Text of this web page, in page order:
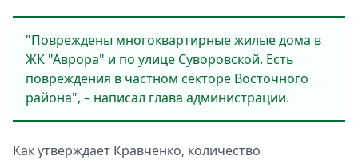
"Повреждены многоквартирные жилые дома в
ЖК "Аврора" и по улице Суворовской. Есть
повреждения в частном секторе Восточного
района", – написал глава администрации.
Как утверждает Кравченко, количество